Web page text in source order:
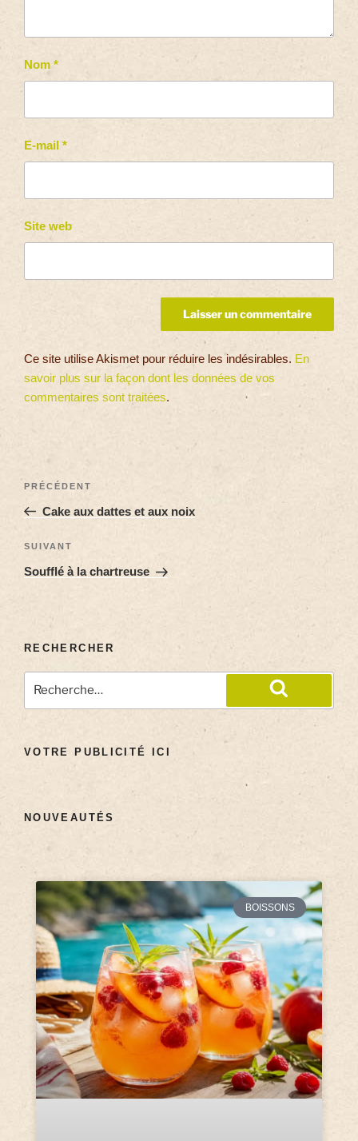
Nom *
E-mail *
Site web
Ce site utilise Akismet pour réduire les indésirables. En
savoir plus sur la façon dont les données de vos
commentaires sont traitées.
PRÉCÉDENT
Cake aux dattes et aux noix
SUIVANT
Soufflé à la chartreuse
RECHERCHER
VOTRE PUBLICITÉ ICI
NOUVEAUTÉS
BOISSONS